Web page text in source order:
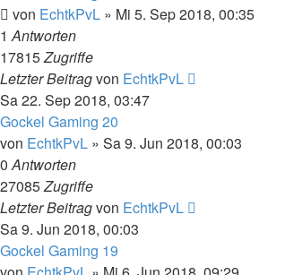
von EchtkPvL » Mi 5. Sep 2018, 00:35
1Antworten
17815Zugriffe
Letzter Beitragvon EchtkPvL
Sa 22. Sep 2018, 03:47
Gockel Gaming 20
von EchtkPvL » Sa 9. Jun 2018, 00:03
0Antworten
27085Zugriffe
Letzter Beitragvon EchtkPvL
Sa 9. Jun 2018, 00:03
Gockel Gaming 19